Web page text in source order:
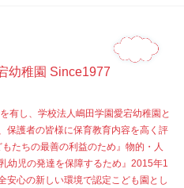
幼稚園 Since1977
有し、学校法人嶋田学園愛宕幼稚園と
保護者の皆様に保育教育内容を高く評
たちの最善の利益のため』物的・人
幼児の発達を保障するため』2015年1
安心の新しい環境で認定こども園とし